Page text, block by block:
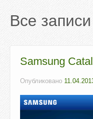
Все
Samsung
Опубликовано